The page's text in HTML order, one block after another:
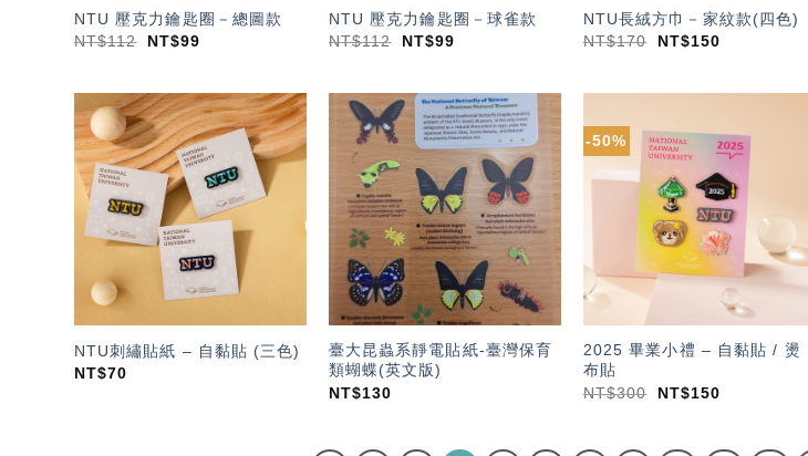
NTU 壓克力鑰匙圈－總圖款
NT$112 NT$99
NTU 壓克力鑰匙圈－球雀款
NT$112 NT$99
NTU長絨方巾－家紋款(四色)
NT$170 NT$150
加入
「願
望輕
單」
NTU刺繡貼紙 – 自黏貼 (三色)
NT$70
加入
「願
望輕
單」
臺大昆蟲系靜電貼紙-臺灣保育
類蝴蝶(英文版)
NT$130
-50%
2025 畢業小禮 – 自黏貼 / 燙
布貼
NT$300 NT$150